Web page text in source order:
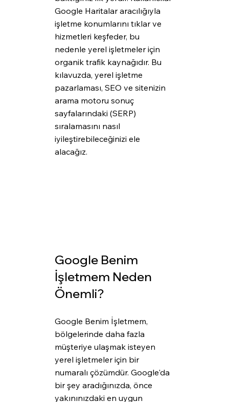
Google Haritalar aracılığıyla
işletme konumlarını tıklar ve
hizmetleri keşfeder, bu
nedenle yerel işletmeler için
organik trafik kaynağıdır. Bu
kılavuzda, yerel işletme
pazarlaması, SEO ve sitenizin
arama motoru sonuç
sayfalarındaki (SERP)
sıralamasını nasıl
iyileştirebileceğinizi ele
alacağız.
Google Benim
İşletmem Neden
Önemli?
Google Benim İşletmem,
bölgelerinde daha fazla
müşteriye ulaşmak isteyen
yerel işletmeler için bir
numaralı çözümdür. Google'da
bir şey aradığınızda, önce
yakınınızdaki en uygun